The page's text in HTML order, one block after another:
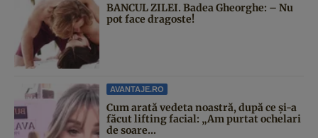
BANCUL ZILEI. Badea Gheorghe: – Nu
pot face dragoste!
AVANTAJE.RO
Cum arată vedeta noastră, după ce și-a
făcut lifting facial: „Am purtat ochelari
de soare...